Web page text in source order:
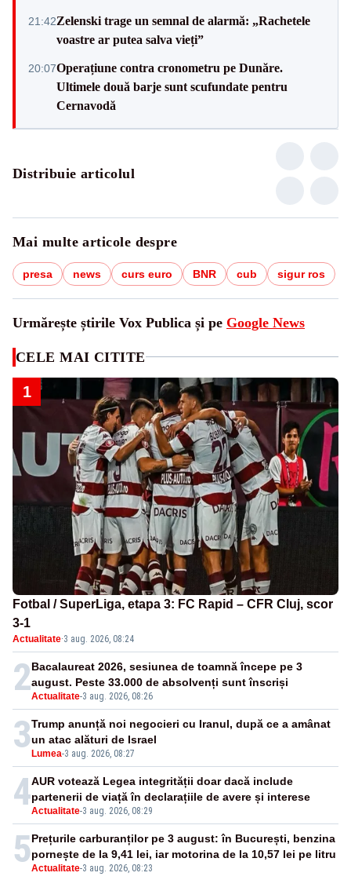
21:42Zelenski trage un semnal de alarmă: „Rachetele
voastre ar putea salva vieți”
20:07Operațiune contra cronometru pe Dunăre.
Ultimele două barje sunt scufundate pentru
Cernavodă
Distribuie articolul
Mai multe articole despre
presa news curs euro BNR cub sigur ros
Urmărește știrile Vox Publica și pe Google News
CELE MAI CITITE
1
Fotbal / SuperLiga, etapa 3: FC Rapid – CFR Cluj, scor
3-1
Actualitate·3 aug. 2026, 08:24
2Actualitate-3 aug. 2026, 08:26
Bacalaureat 2026, sesiunea de toamnă începe pe 3
august. Peste 33.000 de absolvenți sunt înscriși
3 Lumea-3 aug. 2026, 08:27
Trump anunță noi negocieri cu Iranul, după ce a amânat
un atac alături de Israel
4Actualitate-3 aug. 2026, 08:29
AUR votează Legea integrității doar dacă include
partenerii de viață în declarațiile de avere și interese
5Actualitate-3 aug. 2026, 08:23
Prețurile carburanților pe 3 august: în București, benzina
pornește de la 9,41 lei, iar motorina de la 10,57 lei pe litru